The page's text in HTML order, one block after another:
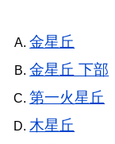
金星丘
金星丘 下部
第一火星丘
木星丘